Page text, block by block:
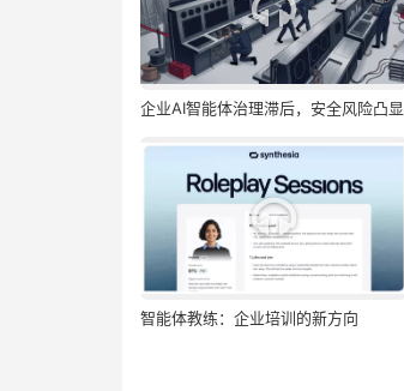
企业AI智能体治理滞后，安全风险凸显
智能体教练：企业培训的新方向